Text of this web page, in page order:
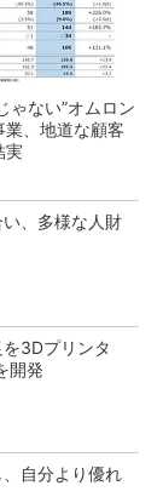
ゃない”オムロン
業、地道な顧客
実
、多様な人財
3Dプリンタ
開発
自分より優れ